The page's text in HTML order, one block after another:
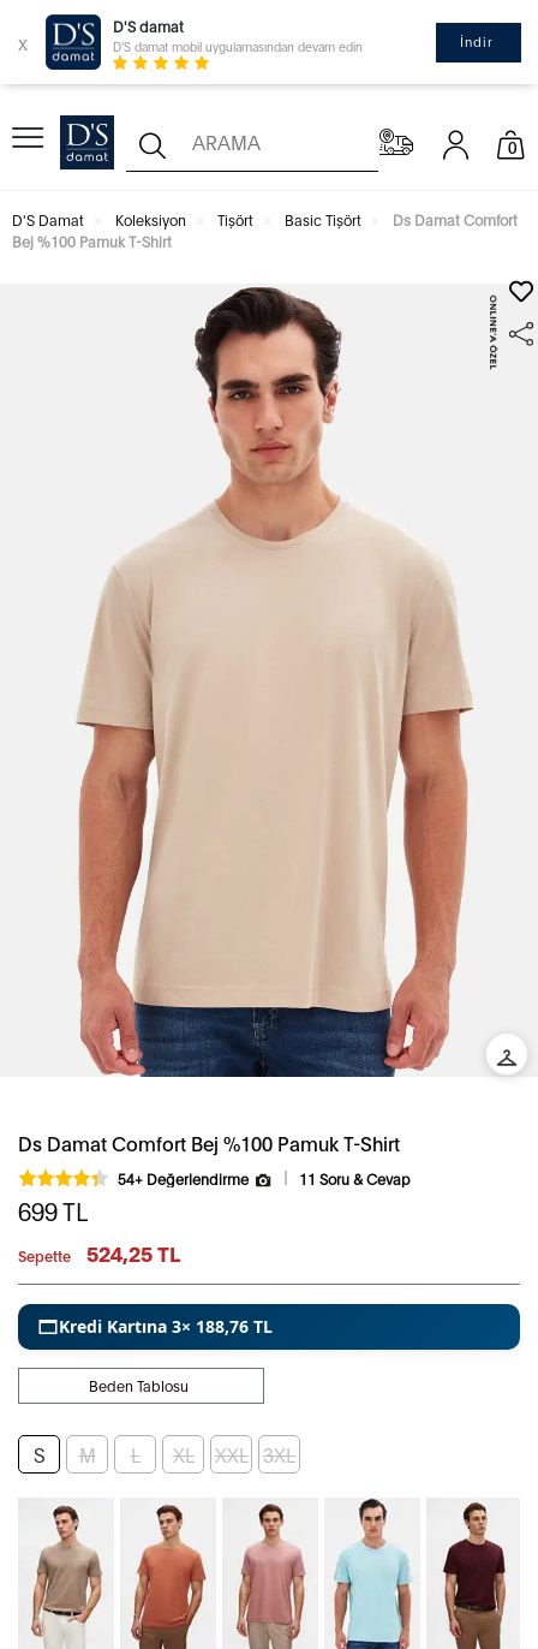
x
D'S damat
D'S damat mobil uygulamasından devam edin İndir
0
D'S Damat Koleksiyon Tişört Basic Tişört
Ds Damat Comfort
Bej %100 Pamuk T-Shirt
Ds Damat Comfort Bej %100 Pamuk T-Shirt
54+ Değerlendirme 11 Soru & Cevap
699TL
Sepette 524,25 TL
Kredi Kartına 3× 188,76 TL
Beden Tablosu
S M L XL XXL 3XL